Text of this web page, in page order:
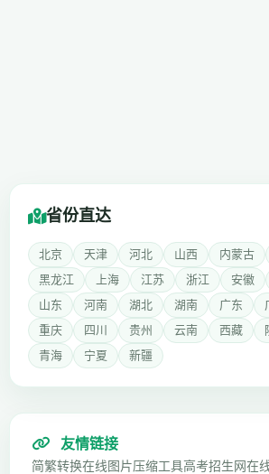
省份直达
北京 天津 河北 山西 内蒙古
黑龙江
上海 江苏 浙江 安徽
山东
河南 湖北 湖南 广东
重庆
四川 贵州 云南 西藏
青海
宁夏 新疆
友情链接
简繁转换在线图片压缩工具高考招生网在